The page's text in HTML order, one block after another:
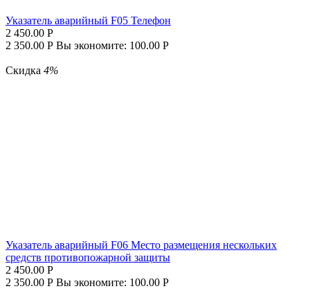
Указатель аварийный F05 Телефон
2 450.00 Р
2 350.00 Р Вы экономите: 100.00 Р
Скидка 4%
Указатель аварийный F06 Место размещения нескольких
средств противопожарной защиты
2 450.00 Р
2 350.00 Р Вы экономите: 100.00 Р